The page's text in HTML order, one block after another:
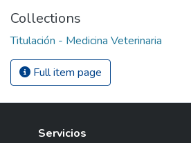
Collections
Titulación - Medicina Veterinaria
Full item page
Servicios